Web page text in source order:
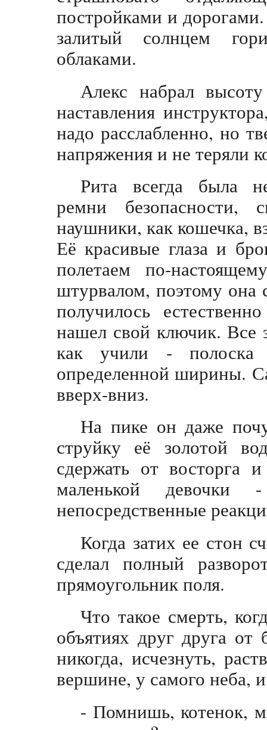
постройками и
залитый солнцем
облаками.
Алекс набрал
наставления
надо расслабленно, но
напряжения и не теряли
Рита всегда была
ремни
наушники, как кошечка,
Её красивые глаза и
полетаем по-
штурвалом, поэтому она
получилось
нашел свой ключик. Все
как учили - полоска
определенной ширины.
вверх-вниз.
На пике он даже
струйку её золотой
сдержать от
маленькой
непосредственные
Когда затих ее стон
сделал полный
прямоугольник поля.
Что такое смерть,
объятиях друг друга от
никогда, исчезнуть,
вершине, у самого неба,
- Помнишь, котенок,